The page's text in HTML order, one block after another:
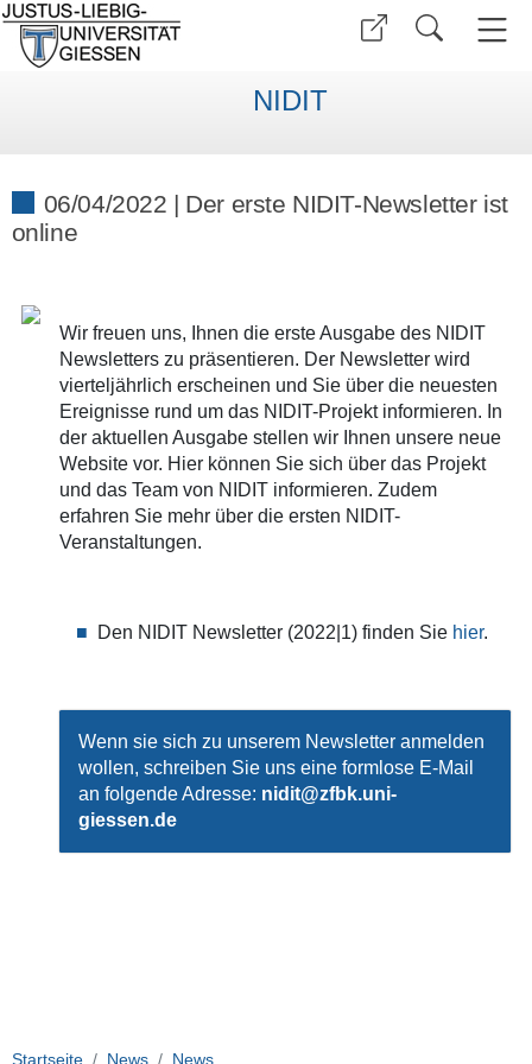
NIDIT
06/04/2022 | Der erste NIDIT-Newsletter ist
online
Wir freuen uns, Ihnen die erste Ausgabe des NIDIT
Newsletters zu präsentieren. Der Newsletter wird
vierteljährlich erscheinen und Sie über die neuesten
Ereignisse rund um das NIDIT-Projekt informieren. In
der aktuellen Ausgabe stellen wir Ihnen unsere neue
Website vor. Hier können Sie sich über das Projekt
und das Team von NIDIT informieren. Zudem
erfahren Sie mehr über die ersten NIDIT-
Veranstaltungen.
Den NIDIT Newsletter (2022|1) finden Sie hier.
Wenn sie sich zu unserem Newsletter anmelden
wollen, schreiben Sie uns eine formlose E-Mail
an folgende Adresse: nidit@zfbk.uni-
giessen.de
Startseite News News